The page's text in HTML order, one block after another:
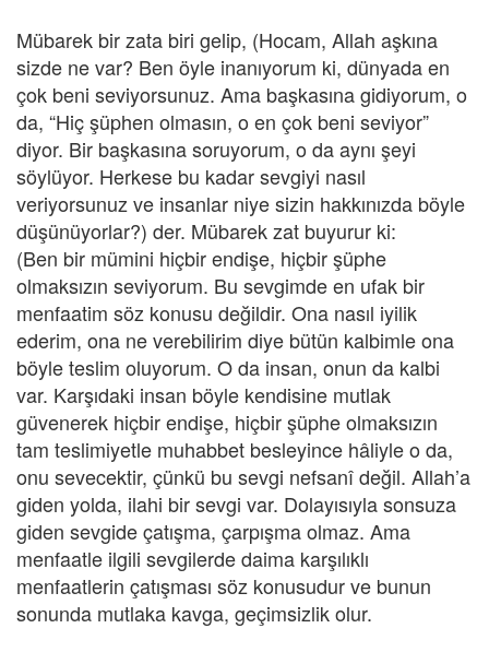
Mübarek bir zata biri gelip, (Hocam, Allah aşkına
sizde ne var? Ben öyle inanıyorum ki, dünyada en
çok beni seviyorsunuz. Ama başkasına gidiyorum, o
da, “Hiç şüphen olmasın, o en çok beni seviyor”
diyor. Bir başkasına soruyorum, o da aynı şeyi
söylüyor. Herkese bu kadar sevgiyi nasıl
veriyorsunuz ve insanlar niye sizin hakkınızda böyle
düşünüyorlar?) der. Mübarek zat buyurur ki:
(Ben bir mümini hiçbir endişe, hiçbir şüphe
olmaksızın seviyorum. Bu sevgimde en ufak bir
menfaatim söz konusu değildir. Ona nasıl iyilik
ederim, ona ne verebilirim diye bütün kalbimle ona
böyle teslim oluyorum. O da insan, onun da kalbi
var. Karşıdaki insan böyle kendisine mutlak
güvenerek hiçbir endişe, hiçbir şüphe olmaksızın
tam teslimiyetle muhabbet besleyince hâliyle o da,
onu sevecektir, çünkü bu sevgi nefsanî değil. Allah’a
giden yolda, ilahi bir sevgi var. Dolayısıyla sonsuza
giden sevgide çatışma, çarpışma olmaz. Ama
menfaatle ilgili sevgilerde daima karşılıklı
menfaatlerin çatışması söz konusudur ve bunun
sonunda mutlaka kavga, geçimsizlik olur.